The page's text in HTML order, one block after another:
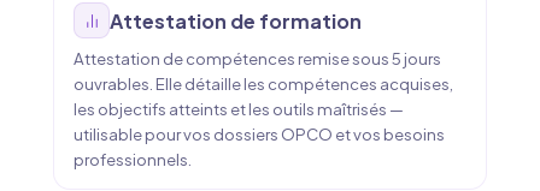
Attestation de formation
Attestation de compétences remise sous 5 jours
ouvrables. Elle détaille les compétences acquises,
les objectifs atteints et les outils maîtrisés —
utilisable pour vos dossiers OPCO et vos besoins
professionnels.